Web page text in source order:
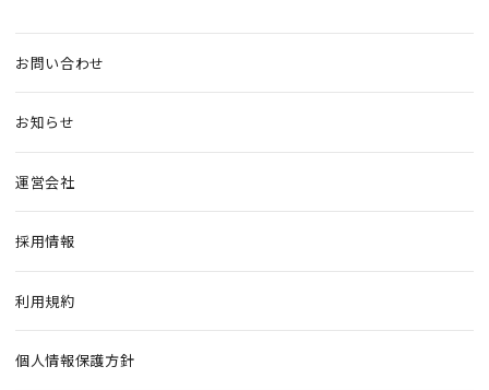
お問い合わせ
お知らせ
運営会社
採用情報
利用規約
個人情報保護方針